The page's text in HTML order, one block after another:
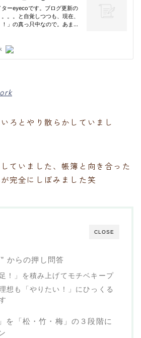
ろとやり散らかしていまし
ていました、帳簿と向き合った
完全にしぼみました笑
CLOSE
からの押し問答
！」を積み上げてモチベキープ
想も「やりたい！」にひっくる
を「松・竹・梅」の３段階に